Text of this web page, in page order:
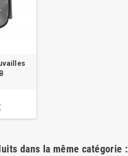
dans la même catégorie :